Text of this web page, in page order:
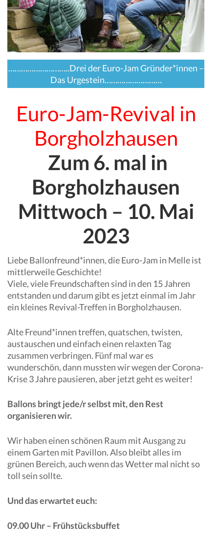
………………………..Drei der Euro-Jam Gründer*innen –
Das Urgestein………………………
Euro-Jam-Revival in
Borgholzhausen
Zum 6. mal in
Borgholzhausen
Mittwoch – 10. Mai
2023
Liebe Ballonfreund*innen, die Euro-Jam in Melle ist
mittlerweile Geschichte!
Viele, viele Freundschaften sind in den 15 Jahren
entstanden und darum gibt es jetzt einmal im Jahr
ein kleines Revival-Treffen in Borgholzhausen.
Alte Freund*innen treffen, quatschen, twisten,
austauschen und einfach einen relaxten Tag
zusammen verbringen. Fünf mal war es
wunderschön, dann mussten wir wegen der Corona-
Krise 3 Jahre pausieren, aber jetzt geht es weiter!
Ballons bringt jede/r selbst mit, den Rest
organisieren wir.
Wir haben einen schönen Raum mit Ausgang zu
einem Garten mit Pavillon. Also bleibt alles im
grünen Bereich, auch wenn das Wetter mal nicht so
toll sein sollte.
Und das erwartet euch:
09.00 Uhr – Frühstücksbuffet